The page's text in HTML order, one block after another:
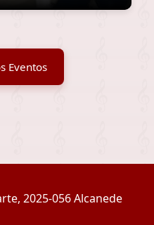
Eventos
2025-056 Alcanede